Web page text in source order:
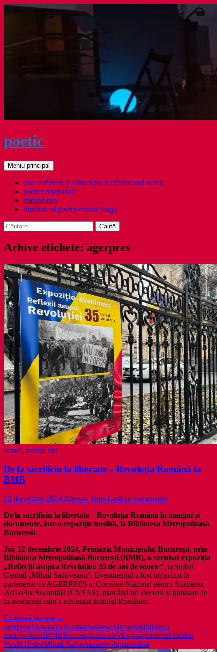
Sari
poetic
Caută
Meniu principal
cine e răzvan și când/who is răzvan and when
poetici relaţionale
translations
timeline of poetry events (eng)
Caută
după:
Arhive etichete: agerpres
actual, media, util
De la sacrificiu la libertate – Revoluția Română la
BMB
12 decembrie 2024 Răzvan Țupa Lasă un comentariu
De la sacrificiu la libertate – Revoluția Română în imagini și
documente, într-o expoziție inedită, la Biblioteca Metropolitană
București.
Joi, 12 decembrie 2024, Primăria Municipiului București, prin
Biblioteca Metropolitană București (BMB), a vernisat expoziția
„Reflecții asupra Revoluției: 35 de ani de istorie”, la Sediul
Central „Mihail Sadoveanu”. Evenimentul a fost organizat în
parteneriat cu AGERPRES și Consiliul Național pentru Studierea
Arhivelor Securității (CNSAS), marcând trei decenii și jumătate de
la momentul care a schimbat destinul României.
Continuă lectura De
la
sacrificiu
la
→
agerpresAlexandru ScorțarAndreea OnogeaBiblioteca
metropolitanăBMBBucureșticnsaselevExpozițieistorieMădălin
Vasile HodorMihail Sadoveanurevoluțiaromână